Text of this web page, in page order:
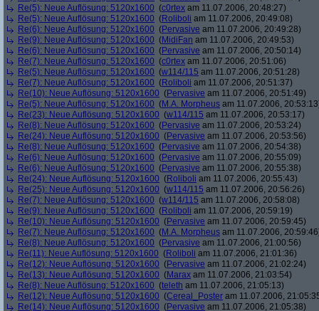
Re(5): Neue Auflösung: 5120x1600 (c0rtex am 11.07.2006, 20:48:27)
Re(5): Neue Auflösung: 5120x1600 (Roliboli am 11.07.2006, 20:49:08)
Re(6): Neue Auflösung: 5120x1600 (Pervasive am 11.07.2006, 20:49:28)
Re(9): Neue Auflösung: 5120x1600 (MidiFan am 11.07.2006, 20:49:53)
Re(6): Neue Auflösung: 5120x1600 (Pervasive am 11.07.2006, 20:50:14)
Re(7): Neue Auflösung: 5120x1600 (c0rtex am 11.07.2006, 20:51:06)
Re(5): Neue Auflösung: 5120x1600 (w114/115 am 11.07.2006, 20:51:28)
Re(7): Neue Auflösung: 5120x1600 (Roliboli am 11.07.2006, 20:51:37)
Re(10): Neue Auflösung: 5120x1600 (Pervasive am 11.07.2006, 20:51:49)
Re(5): Neue Auflösung: 5120x1600 (M.A. Morpheus am 11.07.2006,
Re(23): Neue Auflösung: 5120x1600 (w114/115 am 11.07.2006, 20:53:17)
Re(8): Neue Auflösung: 5120x1600 (Pervasive am 11.07.2006, 20:53:24)
Re(24): Neue Auflösung: 5120x1600 (Pervasive am 11.07.2006, 20:53:56)
Re(8): Neue Auflösung: 5120x1600 (Pervasive am 11.07.2006, 20:54:38)
Re(6): Neue Auflösung: 5120x1600 (Pervasive am 11.07.2006, 20:55:09)
Re(6): Neue Auflösung: 5120x1600 (Pervasive am 11.07.2006, 20:55:38)
Re(24): Neue Auflösung: 5120x1600 (Roliboli am 11.07.2006, 20:55:43)
Re(25): Neue Auflösung: 5120x1600 (w114/115 am 11.07.2006, 20:56:26)
Re(7): Neue Auflösung: 5120x1600 (w114/115 am 11.07.2006, 20:58:08)
Re(9): Neue Auflösung: 5120x1600 (Roliboli am 11.07.2006, 20:59:19)
Re(10): Neue Auflösung: 5120x1600 (Pervasive am 11.07.2006, 20:59:45)
Re(7): Neue Auflösung: 5120x1600 (M.A. Morpheus am 11.07.2006,
Re(8): Neue Auflösung: 5120x1600 (Pervasive am 11.07.2006, 21:00:56)
Re(11): Neue Auflösung: 5120x1600 (Roliboli am 11.07.2006, 21:01:36)
Re(12): Neue Auflösung: 5120x1600 (Pervasive am 11.07.2006, 21:02:24)
Re(13): Neue Auflösung: 5120x1600 (Marax am 11.07.2006, 21:03:54)
Re(8): Neue Auflösung: 5120x1600 (teleth am 11.07.2006, 21:05:13)
Re(12): Neue Auflösung: 5120x1600 (Cereal_Poster am 11.07.2006,
Re(14): Neue Auflösung: 5120x1600 (Pervasive am 11.07.2006, 21:05:38)